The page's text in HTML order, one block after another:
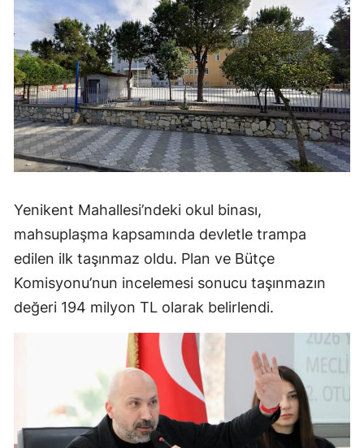
Yenikent Mahallesi’ndeki okul binası,
mahsuplaşma kapsamında devletle trampa
edilen ilk taşınmaz oldu. Plan ve Bütçe
Komisyonu’nun incelemesi sonucu taşınmazın
değeri 194 milyon TL olarak belirlendi.